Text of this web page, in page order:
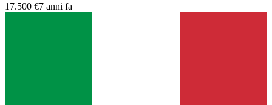
17.500 €7 anni fa